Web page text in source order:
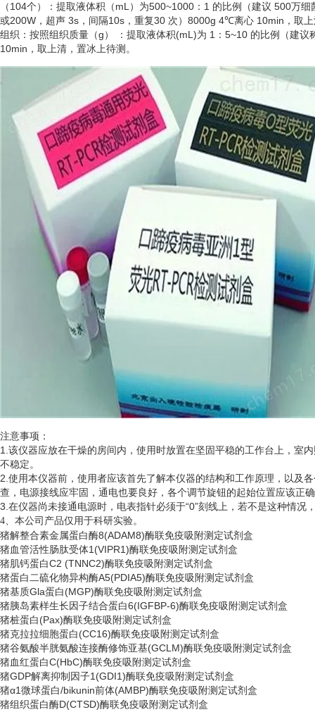
（104个）：提取液体积（mL）为500~1000：1 的比例（建议 500万
或200W，超声 3s，间隔10s，重复30 次）8000g 4℃离心 10min，取
组织：按照组织质量（g） ：提取液体积(mL)为 1：5~10 的比例（建
10min，取上清，置冰上待测。
注意事项：
1.该仪器应放在干燥的房间内，使用时放置在坚固平稳的工作台上，室
不稳定。
2.使用本仪器前，使用者应该首先了解本仪器的结构和工作原理，以及
查，电源接线应牢固，通电也要良好，各个调节旋钮的起始位置应该正
3.在仪器尚未接通电源时，电表指针必须于“0”刻线上，若不是这种情况
4 本公司产品仅用于科研实验。
猪解整合素金属蛋白酶8(ADAM8)酶联免疫吸附测定试剂盒
猪血管活性肠肽受体1(VIPR1)酶联免疫吸附测定试剂盒
猪肌钙蛋白C2 (TNNC2)酶联免疫吸附测定试剂盒
猪蛋白二硫化物异构酶A5(PDIA5)酶联免疫吸附测定试剂盒
猪基质Gla蛋白(MGP)酶联免疫吸附测定试剂盒
猪胰岛素样生长因子结合蛋白6(IGFBP-6)酶联免疫吸附测定试剂盒
猪桩蛋白(Pax)酶联免疫吸附测定试剂盒
猪克拉拉细胞蛋白(CC16)酶联免疫吸附测定试剂盒
猪谷氨酸半胱氨酸连接酶修饰亚基(GCLM)酶联免疫吸附测定试剂盒
猪血红蛋白C(HbC)酶联免疫吸附测定试剂盒
猪GDP解离抑制因子1(GDI1)酶联免疫吸附测定试剂盒
猪α1微球蛋白/bikunin前体(AMBP)酶联免疫吸附测定试剂盒
猪组织蛋白酶D(CTSD)酶联免疫吸附测定试剂盒